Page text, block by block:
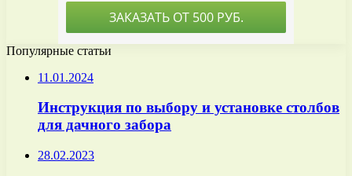
Популярные статьи
11.01.2024
Инструкция по выбору и установке столбов
для дачного забора
28.02.2023